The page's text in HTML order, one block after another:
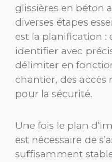
glissières en béton
diverses étapes
est la planification :
identifier avec
délimiter en
chantier, des accès
pour la sécurité.
Une fois le plan
est nécessaire de
suffisamment